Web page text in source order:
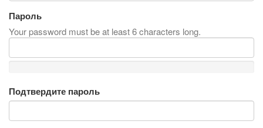
Пароль
Your password must be at least 6 characters long.
Подтвердите пароль